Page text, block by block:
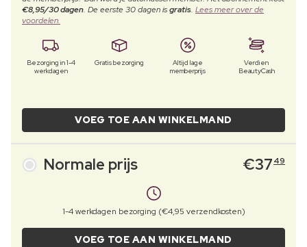
€8,95/30 dagen. De eerste 30 dagen isgratis. Lees meer over de
voordelen.
Bezorging in 1-4
werkdagen
Gratis bezorging
Altijd lage
memberprijs
Verdien
BeautyCash
VOEG TOE AAN WINKELMAND
Normale prijs €37 49
1-4 werkdagen bezorging (€4,95 verzendkosten)
VOEG TOE AAN WINKELMAND